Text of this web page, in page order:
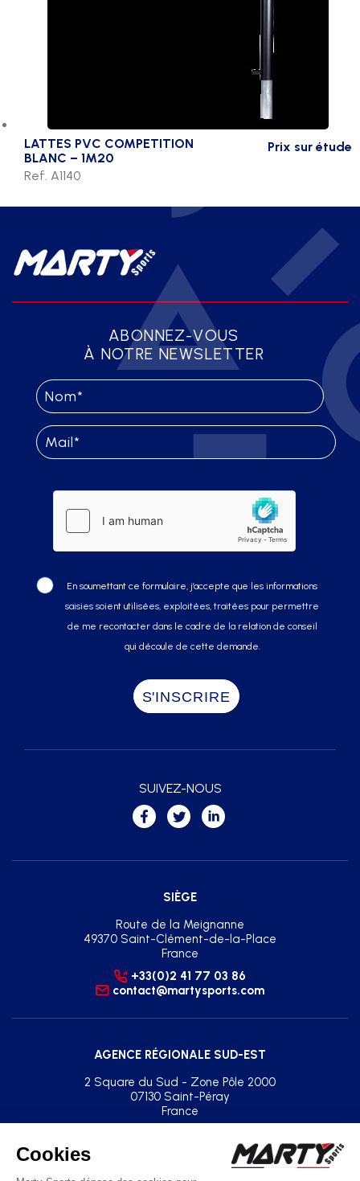
LATTES PVC COMPETITION
BLANC – 1M20
Prix sur étude
Ref. A1140
ABONNEZ-VOUS
À NOTRE NEWSLETTER
En soumettant ce formulaire, j’accepte que les informations
saisies soient utilisées, exploitées, traitées pour permettre
de me recontacter dans le cadre de la relation de conseil
qui découle de cette demande.
SIÈGE
Route de la Meignanne
49370 Saint-Clément-de-la-Place
France
+33(0)2 41 77 03 86
contact@martysports.com
AGENCE RÉGIONALE SUD-EST
2 Square du Sud - Zone Pôle 2000
07130 Saint-Péray
France
agence.sud.est@martysports.com
SUIVEZ-NOUS